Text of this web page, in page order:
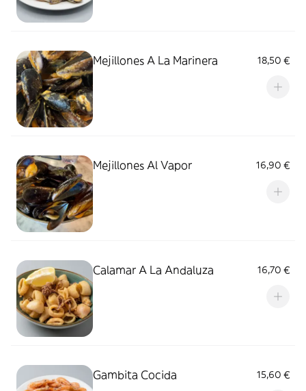
Mejillones A La Marinera 18,50 €
Mejillones Al Vapor 16,90 €
Calamar A La Andaluza 16,70 €
Gambita Cocida 15,60 €